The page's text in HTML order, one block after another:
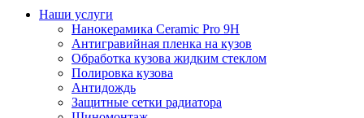
Наши услуги
Нанокерамика Ceramic Pro 9H
Антигравийная пленка на кузов
Обработка кузова жидким стеклом
Полировка кузова
Антидождь
Защитные сетки радиатора